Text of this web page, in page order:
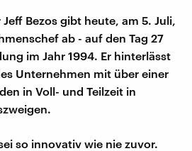
Bezos gibt heute, am 5. Juli,
ab - auf den Tag 27
im Jahr 1994. Er hinterlässt
Unternehmen mit über einer
in Voll- und Teilzeit in
so innovativ wie nie zuvor.